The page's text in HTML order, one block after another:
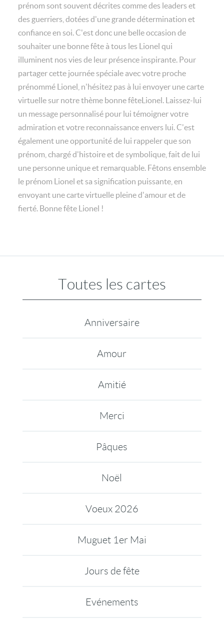
prénom sont souvent décrites comme des leaders et
des guerriers, dotées d'une grande détermination et
confiance en soi. C'est donc une belle occasion de
souhaiter une bonne fête à tous les Lionel qui
illuminent nos vies de leur présence inspirante. Pour
partager cette journée spéciale avec votre proche
prénommé Lionel, n'hésitez pas à lui envoyer une carte
virtuelle sur notre thème bonne fêteLionel. Laissez-lui
un message personnalisé pour lui témoigner votre
admiration et votre reconnaissance envers lui. C'est
également une opportunité de lui rappeler que son
prénom, chargé d'histoire et de symbolique, fait de lui
une personne unique et remarquable. Fêtons ensemble
le prénom Lionel et sa signification puissante, en
envoyant une carte virtuelle pleine d'amour et de
fierté. Bonne fête Lionel !
Toutes les cartes
Anniversaire
Amour
Amitié
Merci
Pâques
Noël
Voeux 2026
Muguet 1er Mai
Jours de fête
Evénements